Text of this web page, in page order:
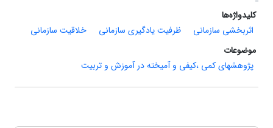
کلیدواژه‌ها
اثربخشی سازمانی
ظرفیت یادگیری سازمانی
خلاقیت سازمانی
موضوعات
پژوهشهای کمی ،کیفی و آمیخته در آموزش و تربیت